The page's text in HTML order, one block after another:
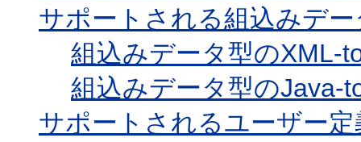
サポートされる組込みデー
組込みデータ型のXML-
組込みデータ型のJava-
サポートされるユーザー